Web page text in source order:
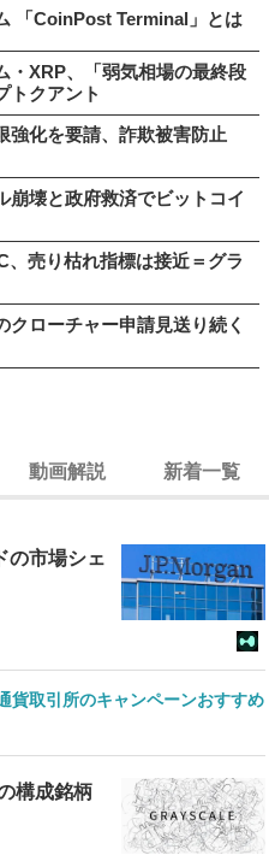
「CoinPost Terminal」とは
・XRP、「弱気相場の最終段
トクアント
強化を要請、詐欺被害防止
崩壊と政府救済でビットコイ
、売り枯れ指標は接近＝グラ
ローチャー申請見送り続く
動画解説 新着一覧
の市場シェ
貨取引所のキャンペーンおすすめ
構成銘柄